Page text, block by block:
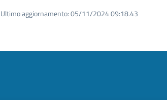
Ultimo aggiornamento:05/11/2024 09:18.43